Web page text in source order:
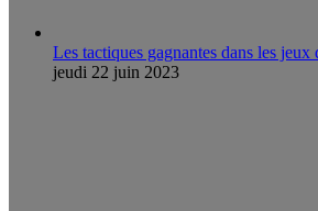
Les tactiques gagnantes dans les jeux
jeudi 22 juin 2023